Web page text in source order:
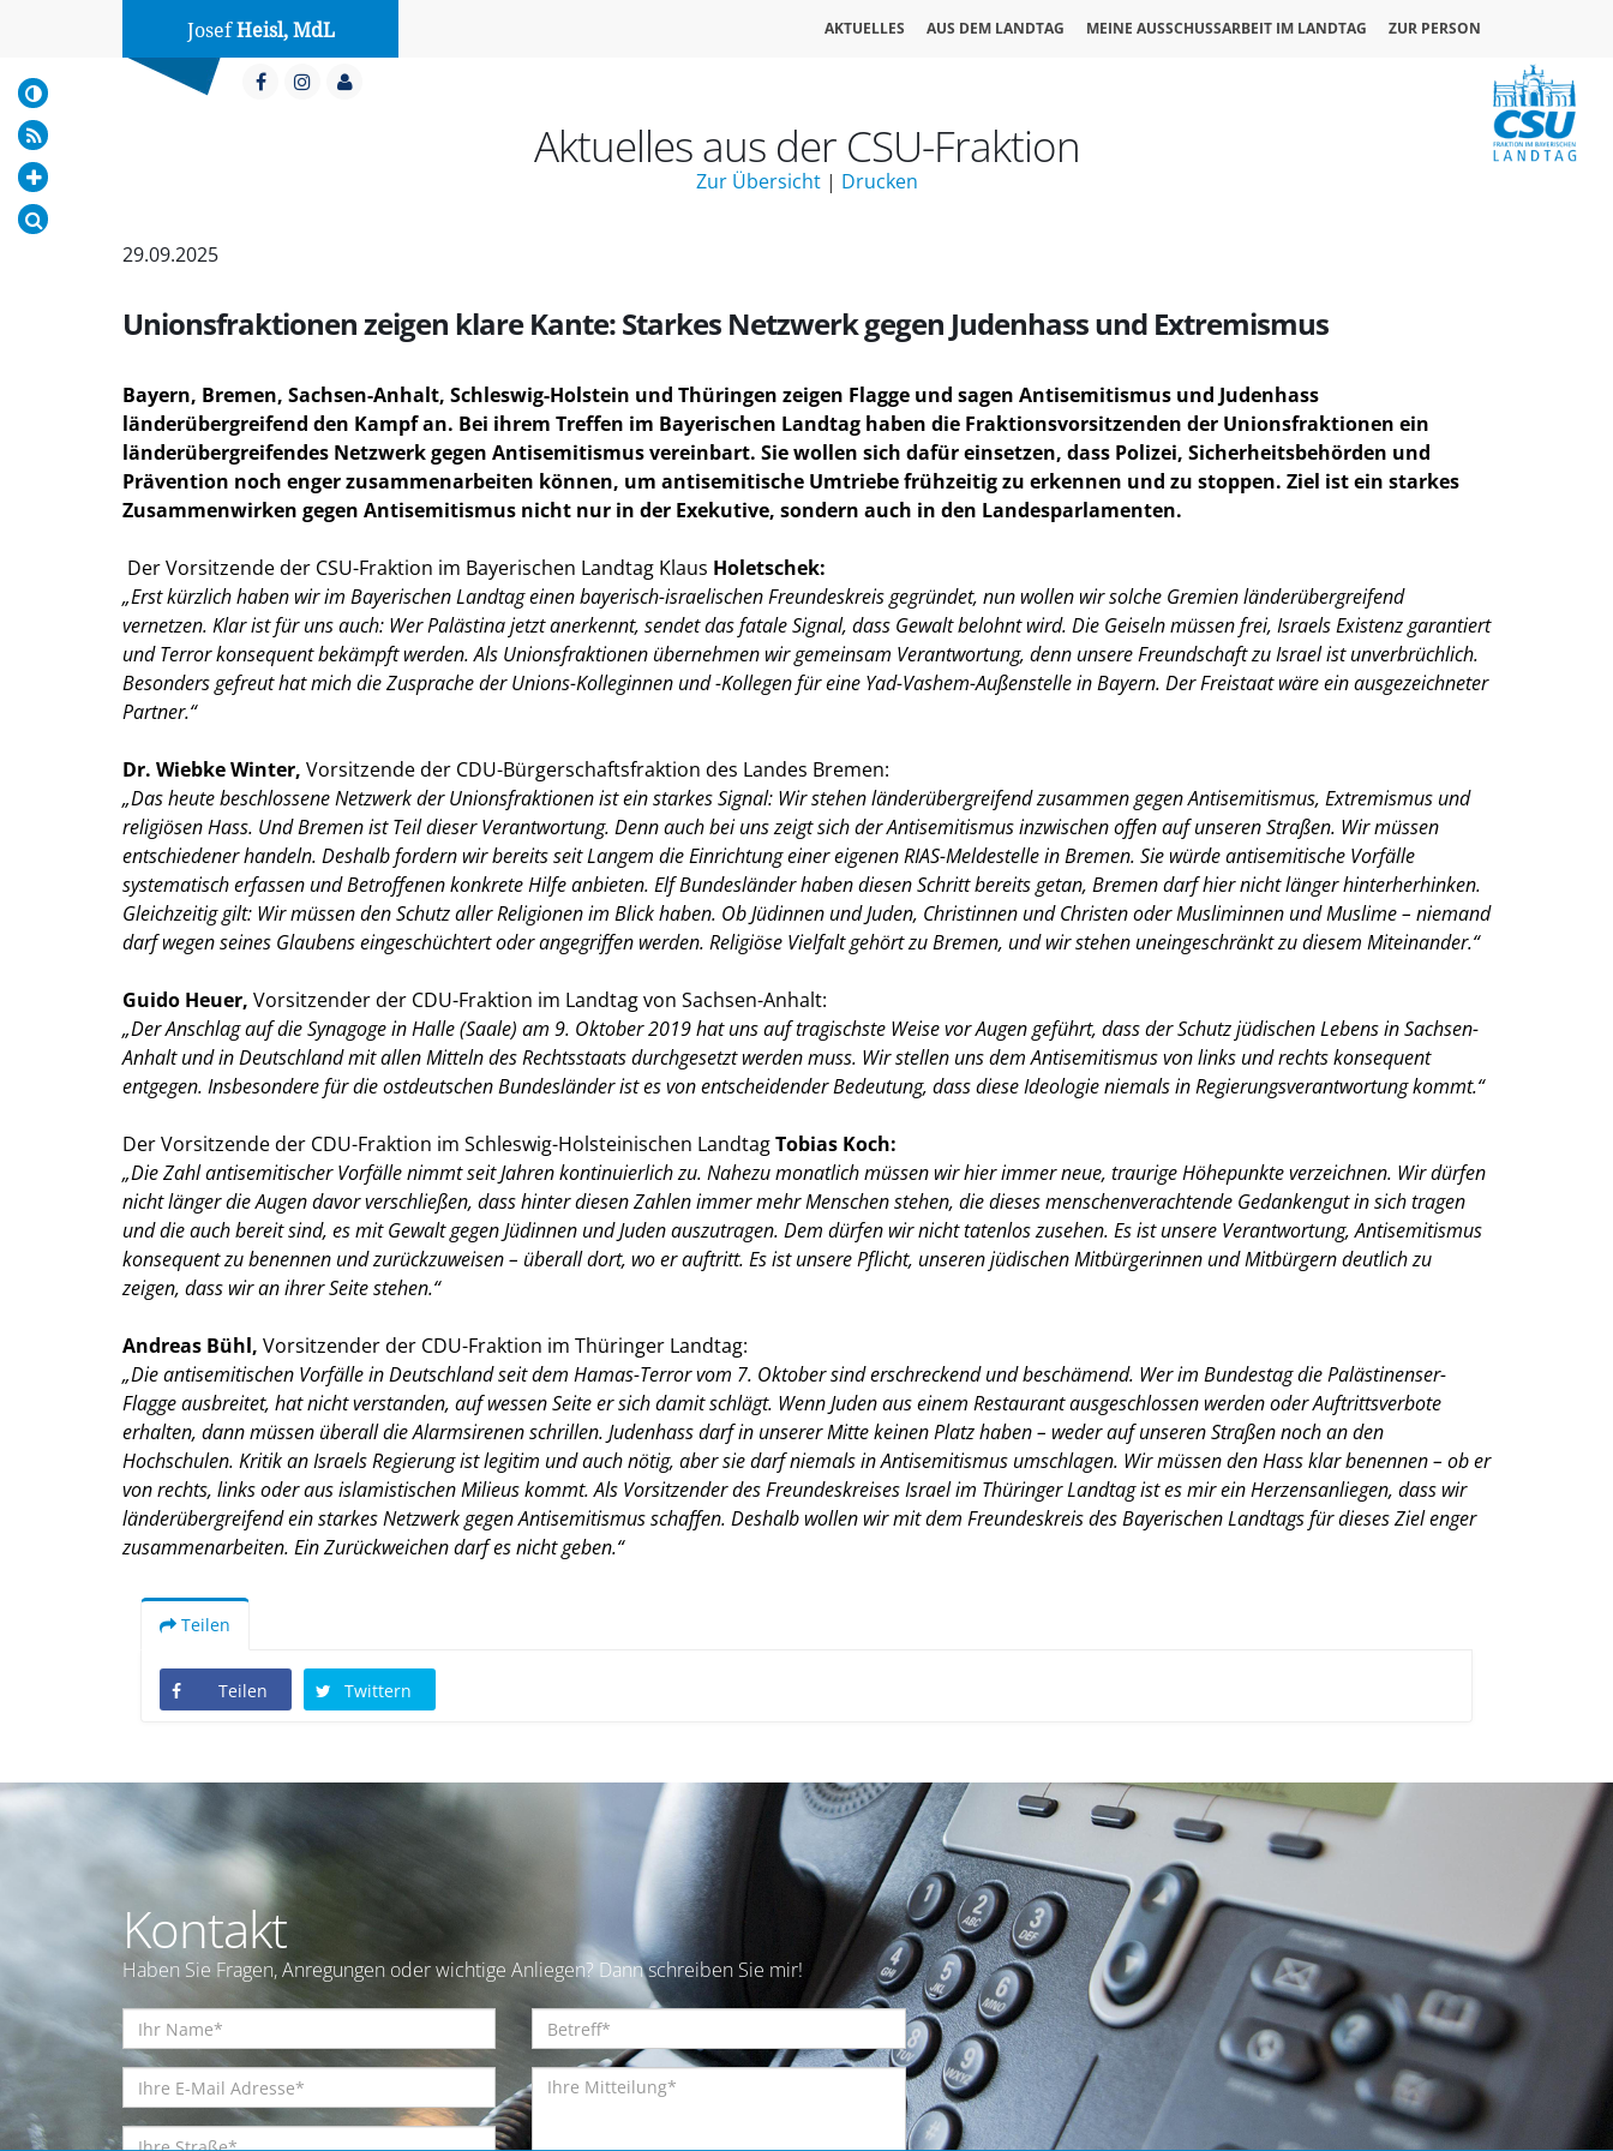
JosefHeisl, MdL AKTUELLES AUS DEM LANDTAG MEINE AUSSCHUSSARBEIT IM LANDTAG ZUR PERSON
Aktuelles aus der CSU-Fraktion
Zur Übersicht| Drucken
29.09.2025
Unionsfraktionen zeigen klare Kante: Starkes Netzwerk gegen Judenhass und Extremismus
Bayern, Bremen, Sachsen-Anhalt, Schleswig-Holstein und Thüringen zeigen Flagge und sagen Antisemitismus und Judenhass
länderübergreifend den Kampf an. Bei ihrem Treffen im Bayerischen Landtag haben die Fraktionsvorsitzenden der Unionsfraktionen ein
länderübergreifendes Netzwerk gegen Antisemitismus vereinbart. Sie wollen sich dafür einsetzen, dass Polizei, Sicherheitsbehörden und
Prävention noch enger zusammenarbeiten können, um antisemitische Umtriebe frühzeitig zu erkennen und zu stoppen. Ziel ist ein starkes
Zusammenwirken gegen Antisemitismus nicht nur in der Exekutive, sondern auch in den Landesparlamenten.
Der Vorsitzende der CSU-Fraktion im Bayerischen Landtag Klaus Holetschek:
Erst kürzlich haben wir im Bayerischen Landtag einen bayerisch-israelischen Freundeskreis gegründet, nun wollen wir solche Gremien länderübergreifend
vernetzen. Klar ist für uns auch: Wer Palästina jetzt anerkennt, sendet das fatale Signal, dass Gewalt belohnt wird. Die Geiseln müssen frei, Israels Existenz garantiert
und Terror konsequent bekämpft werden. Als Unionsfraktionen übernehmen wir gemeinsam Verantwortung, denn unsere Freundschaft zu Israel ist unverbrüchlich.
Besonders gefreut hat mich die Zusprache der Unions-Kolleginnen und -Kollegen für eine Yad-Vashem-Außenstelle in Bayern. Der Freistaat wäre ein ausgezeichneter
Partner.“
Dr. Wiebke Winter, Vorsitzende der CDU-Bürgerschaftsfraktion des Landes Bremen:
Das heute beschlossene Netzwerk der Unionsfraktionen ist ein starkes Signal: Wir stehen länderübergreifend zusammen gegen Antisemitismus, Extremismus und
religiösen Hass. Und Bremen ist Teil dieser Verantwortung. Denn auch bei uns zeigt sich der Antisemitismus inzwischen offen auf unseren Straßen. Wir müssen
entschiedener handeln. Deshalb fordern wir bereits seit Langem die Einrichtung einer eigenen RIAS-Meldestelle in Bremen. Sie würde antisemitische Vorfälle
systematisch erfassen und Betroffenen konkrete Hilfe anbieten. Elf Bundesländer haben diesen Schritt bereits getan, Bremen darf hier nicht länger hinterherhinken.
Gleichzeitig gilt: Wir müssen den Schutz aller Religionen im Blick haben. Ob Jüdinnen und Juden, Christinnen und Christen oder Musliminnen und Muslime – niemand
darf wegen seines Glaubens eingeschüchtert oder angegriffen werden. Religiöse Vielfalt gehört zu Bremen, und wir stehen uneingeschränkt zu diesem Miteinander.“
Guido Heuer, Vorsitzender der CDU-Fraktion im Landtag von Sachsen-Anhalt:
Der Anschlag auf die Synagoge in Halle (Saale) am 9. Oktober 2019 hat uns auf tragischste Weise vor Augen geführt, dass der Schutz jüdischen Lebens in Sachsen-
Anhalt und in Deutschland mit allen Mitteln des Rechtsstaats durchgesetzt werden muss. Wir stellen uns dem Antisemitismus von links und rechts konsequent
entgegen. Insbesondere für die ostdeutschen Bundesländer ist es von entscheidender Bedeutung, dass diese Ideologie niemals in Regierungsverantwortung kommt.“
Der Vorsitzende der CDU-Fraktion im Schleswig-Holsteinischen LandtagTobias Koch:
Die Zahl antisemitischer Vorfälle nimmt seit Jahren kontinuierlich zu. Nahezu monatlich müssen wir hier immer neue, traurige Höhepunkte verzeichnen. Wir dürfen
nicht länger die Augen davor verschließen, dass hinter diesen Zahlen immer mehr Menschen stehen, die dieses menschenverachtende Gedankengut in sich tragen
und die auch bereit sind, es mit Gewalt gegen Jüdinnen und Juden auszutragen. Dem dürfen wir nicht tatenlos zusehen. Es ist unsere Verantwortung, Antisemitismus
konsequent zu benennen und zurückzuweisen – überall dort, wo er auftritt. Es ist unsere Pflicht, unseren jüdischen Mitbürgerinnen und Mitbürgern deutlich zu
zeigen, dass wir an ihrer Seite stehen.“
Andreas Bühl, Vorsitzender der CDU-Fraktion im Thüringer Landtag:
Die antisemitischen Vorfälle in Deutschland seit dem Hamas-Terror vom 7. Oktober sind erschreckend und beschämend. Wer im Bundestag die Palästinenser-
Flagge ausbreitet, hat nicht verstanden, auf wessen Seite er sich damit schlägt. Wenn Juden aus einem Restaurant ausgeschlossen werden oder Auftrittsverbote
erhalten, dann müssen überall die Alarmsirenen schrillen. Judenhass darf in unserer Mitte keinen Platz haben – weder auf unseren Straßen noch an den
Hochschulen. Kritik an Israels Regierung ist legitim und auch nötig, aber sie darf niemals in Antisemitismus umschlagen. Wir müssen den Hass klar benennen – ob er
von rechts, links oder aus islamistischen Milieus kommt. Als Vorsitzender des Freundeskreises Israel im Thüringer Landtag ist es mir ein Herzensanliegen, dass wir
länderübergreifend ein starkes Netzwerk gegen Antisemitismus schaffen. Deshalb wollen wir mit dem Freundeskreis des Bayerischen Landtags für dieses Ziel enger
zusammenarbeiten. Ein Zurückweichen darf es nicht geben.“
Teilen
Teilen Twittern
Kontakt
Haben Sie Fragen, Anregungen oder wichtige Anliegen? Dann schreiben Sie mir!